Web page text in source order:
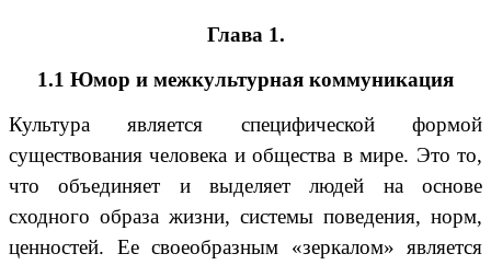
Глава 1.
1.1 Юмор и межкультурная коммуникация
Культура является специфической формой
существования человека и общества в мире. Это то,
что объединяет и выделяет людей на основе
сходного образа жизни, системы поведения, норм,
ценностей. Ее своеобразным «зеркалом» является